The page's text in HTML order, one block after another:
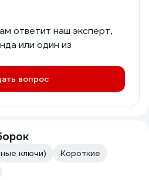
ответит наш эксперт,
или один из
вопрос
ключи)
Короткие